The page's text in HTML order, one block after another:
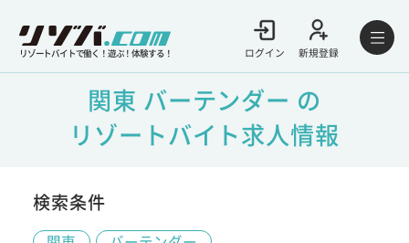
リゾートバイトで働く！遊ぶ！体験する！ ログイン 新規登録
関東 バーテンダー の
リゾートバイト求人情報
検索条件